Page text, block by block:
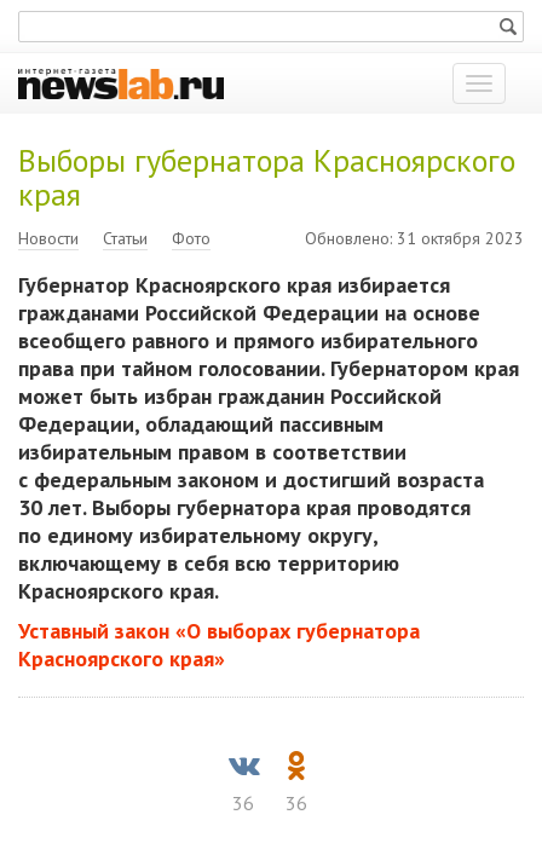
Показать
меню
Выборы губернатора Красноярского
края
Новости Статьи Фото Обновлено: 31 октября 2023
Губернатор Красноярского края избирается
гражданами Российской Федерации на основе
всеобщего равного и прямого избирательного
права при тайном голосовании. Губернатором края
может быть избран гражданин Российской
Федерации, обладающий пассивным
избирательным правом в соответствии
с федеральным законом и достигший возраста
30 лет. Выборы губернатора края проводятся
по единому избирательному округу,
включающему в себя всю территорию
Красноярского края.
Уставный закон «О выборах губернатора
Красноярского края»
36 36